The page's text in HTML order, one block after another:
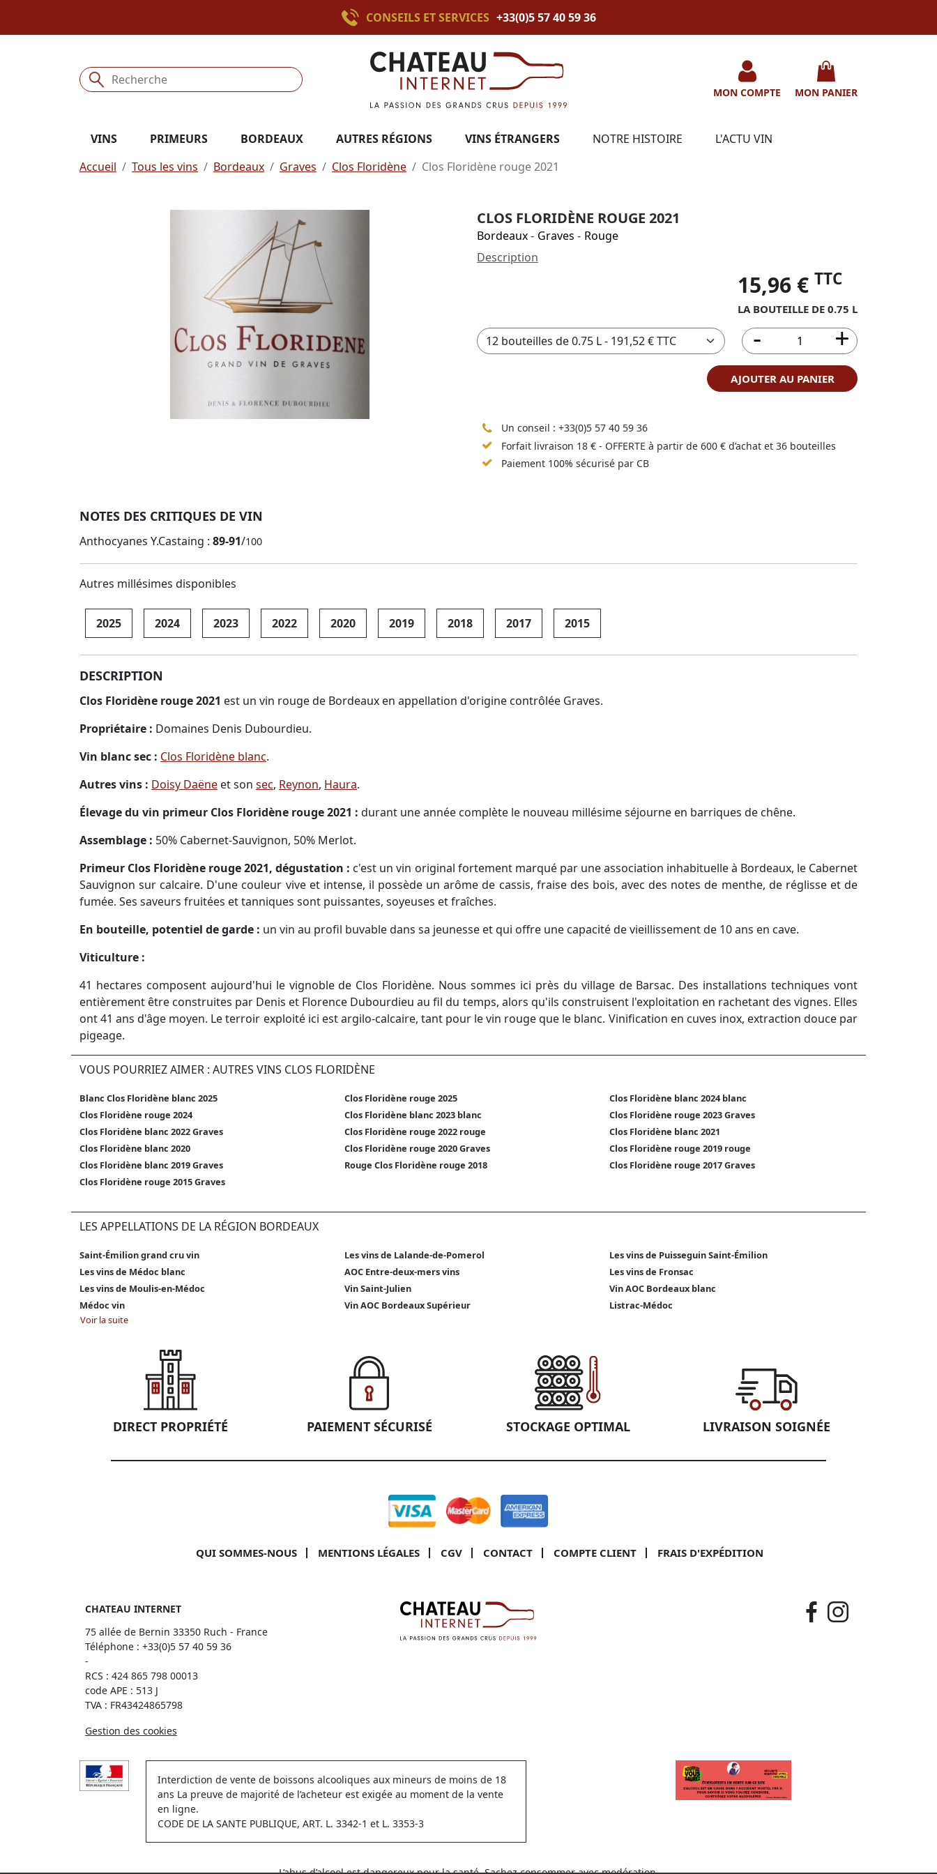
CONSEILS ET SERVICES +33(0)5 57 40 59 36
MON COMPTE MON PANIER
VINS PRIMEURS BORDEAUX AUTRES RÉGIONS VINS ÉTRANGERS NOTRE HISTOIRE
L'ACTU VIN
Accueil
Tous les vins Bordeaux Graves Clos Floridène Clos Floridène rouge 2021
CLOS FLORIDÈNE ROUGE 2021
Bordeaux- Graves - Rouge
Description
15,96 € TTC
LA BOUTEILLE DE 0.75 L
AJOUTER AU PANIER
Un conseil : +33(0)5 57 40 59 36
Forfait livraison 18 € - OFFERTE à partir de 600 € d’achat et 36 bouteilles
Paiement 100% sécurisé par CB
NOTES DES CRITIQUES DE VIN
Anthocyanes Y.Castaing : 89-91/100
Autres millésimes disponibles
2025 2024 2023 2022 2020 2019 2018 2017 2015
DESCRIPTION
Clos Floridène rouge 2021 est un vin rouge de Bordeaux en appellation d'origine contrôlée Graves.
Propriétaire : Domaines Denis Dubourdieu.
Vin blanc sec : Clos Floridène blanc.
Autres vins : Doisy Daëne et son sec, Reynon, Haura.
Élevage du vin primeur Clos Floridène rouge 2021 : durant une année complète le nouveau millésime séjourne en barriques de chêne.
Assemblage : 50% Cabernet-Sauvignon, 50% Merlot.
Primeur Clos Floridène rouge 2021, dégustation : c'est un vin original fortement marqué par une association inhabituelle à Bordeaux, le Cabernet
Sauvignon sur calcaire. D'une couleur vive et intense, il possède un arôme de cassis, fraise des bois, avec des notes de menthe, de réglisse et de
fumée. Ses saveurs fruitées et tanniques sont puissantes, soyeuses et fraîches.
En bouteille, potentiel de garde : un vin au profil buvable dans sa jeunesse et qui offre une capacité de vieillissement de 10 ans en cave.
Viticulture :
41 hectares composent aujourd'hui le vignoble de Clos Floridène. Nous sommes ici près du village de Barsac. Des installations techniques vont
entièrement être construites par Denis et Florence Dubourdieu au fil du temps, alors qu'ils construisent l'exploitation en rachetant des vignes. Elles
ont 41 ans d'âge moyen. Le terroir exploité ici est argilo-calcaire, tant pour le vin rouge que le blanc. Vinification en cuves inox, extraction douce par
pigeage.
VOUS POURRIEZ AIMER : AUTRES VINS CLOS FLORIDÈNE
Blanc Clos Floridène blanc 2025 Clos Floridène rouge 2025
Clos Floridène blanc 2024 blanc
Clos Floridène rouge 2024
Clos Floridène blanc 2023 blanc
Clos Floridène rouge 2023 Graves
Clos Floridène blanc 2022 Graves
Clos Floridène rouge 2022 rouge
Clos Floridène blanc 2021
Clos Floridène blanc 2020
Clos Floridène rouge 2020 Graves
Clos Floridène rouge 2019 rouge
Clos Floridène blanc 2019 Graves
Rouge Clos Floridène rouge 2018
Clos Floridène rouge 2017 Graves
Clos Floridène rouge 2015 Graves
LES APPELLATIONS DE LA RÉGION BORDEAUX
Saint-Émilion grand cru vin Les vins de Lalande-de-Pomerol
Les vins de Puisseguin Saint-Émilion
Les vins de Médoc blanc
AOC Entre-deux-mers vins
Les vins de Fronsac
Les vins de Moulis-en-Médoc
Vin Saint-Julien
Vin AOC Bordeaux blanc
Médoc vin
Vin AOC Bordeaux Supérieur
Listrac-Médoc
Voir la suite
DIRECT PROPRIÉTÉ PAIEMENT SÉCURISÉ STOCKAGE OPTIMAL LIVRAISON SOIGNÉE
QUI SOMMES-NOUS MENTIONS LÉGALES CGV CONTACT COMPTE CLIENT FRAIS D'EXPÉDITION
CHATEAU INTERNET
75 allée de Bernin 33350 Ruch - France
Téléphone : +33(0)5 57 40 59 36
-
RCS : 424 865 798 00013
code APE : 513 J
TVA : FR43424865798
Gestion des cookies
Interdiction de vente de boissons alcooliques aux mineurs de moins de 18
ans La preuve de majorité de l’acheteur est exigée au moment de la vente
en ligne.
CODE DE LA SANTE PUBLIQUE, ART. L. 3342-1 et L. 3353-3